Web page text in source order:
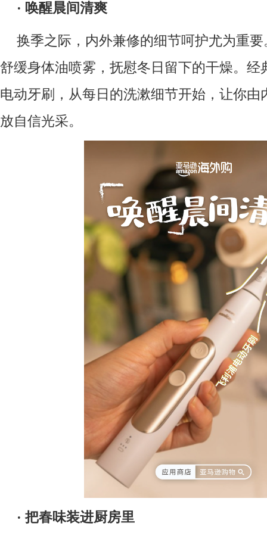
· 唤醒晨间清爽
换季之际，内外兼修的细节呵护尤为重要
舒缓身体油喷雾，抚慰冬日留下的干燥。经
电动牙刷，从每日的洗漱细节开始，让你由
放自信光采。
· 把春味装进厨房里